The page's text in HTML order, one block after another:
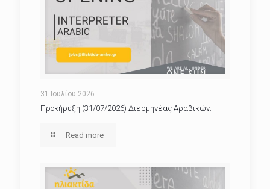
31 Ιουλίου 2026
Προκήρυξη (31/07/2026) Διερμηνέας Αραβικών.
Read more